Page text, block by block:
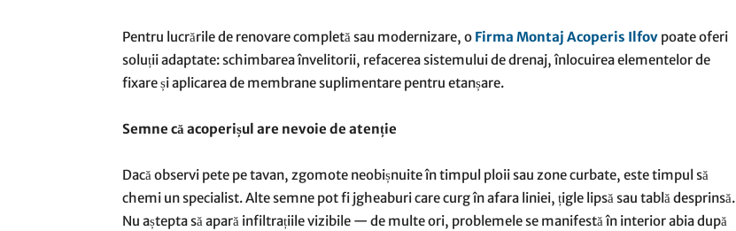
Pentru lucrările de renovare completă sau modernizare, o Firma Montaj Acoperis Ilfov poate oferi
soluții adaptate: schimbarea învelitorii, refacerea sistemului de drenaj, înlocuirea elementelor de
fixare și aplicarea de membrane suplimentare pentru etanșare.
Semne că acoperișul are nevoie de atenție
Dacă observi pete pe tavan, zgomote neobișnuite în timpul ploii sau zone curbate, este timpul să
chemi un specialist. Alte semne pot fi jgheaburi care curg în afara liniei, țigle lipsă sau tablă desprinsă.
Nu aștepta să apară infiltrațiile vizibile — de multe ori, problemele se manifestă în interior abia după